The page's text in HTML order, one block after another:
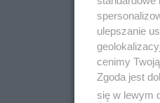
ulepszanie
cenimy
Zgoda jest
się w lewym